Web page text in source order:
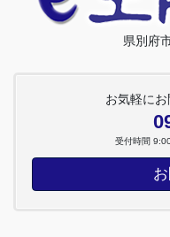
県別府
お気軽にお
受付時間